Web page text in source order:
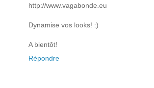
http://www.vagabonde.eu
Dynamise vos looks! :)
A bientôt!
Répondre